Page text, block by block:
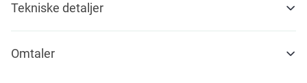
Tekniske detaljer
Omtaler